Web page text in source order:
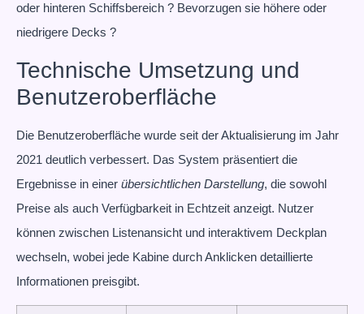
oder hinteren Schiffsbereich ? Bevorzugen sie höhere oder
niedrigere Decks ?
Technische Umsetzung und
Benutzeroberfläche
Die Benutzeroberfläche wurde seit der Aktualisierung im Jahr
2021 deutlich verbessert. Das System präsentiert die
Ergebnisse in einer übersichtlichen Darstellung, die sowohl
Preise als auch Verfügbarkeit in Echtzeit anzeigt. Nutzer
können zwischen Listenansicht und interaktivem Deckplan
wechseln, wobei jede Kabine durch Anklicken detaillierte
Informationen preisgibt.